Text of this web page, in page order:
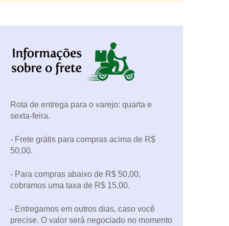
Rota de entrega para o varejo: quarta e
sexta-feira.
- Frete grátis para compras acima de R$
50,00.
- Para compras abaixo de R$ 50,00,
cobramos uma taxa de R$ 15,00.
- Entregamos em outros dias, caso você
precise. O valor será negociado no momento